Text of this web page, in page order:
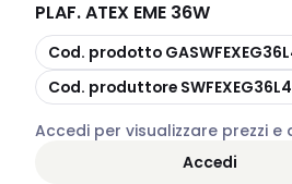
PLAF. ATEX EME 36W
copia
Cod. prodotto
copia
Cod. produttore
Accedi per visualizzare prezzi e
Accedi